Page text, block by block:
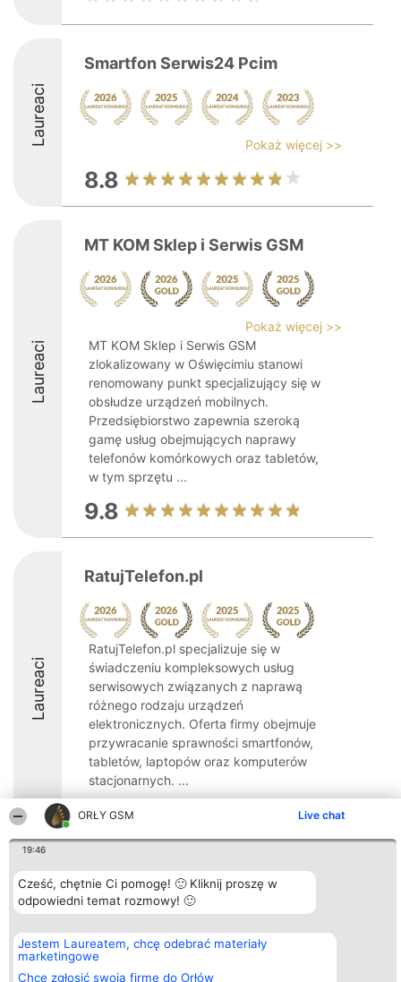
ORŁY GSM Live chat
19:46
Cześć, chętnie Ci pomogę! 🙂 Kliknij proszę w
odpowiedni temat rozmowy! 🙂
Jestem Laureatem, chcę odebrać materiały
marketingowe
Chcę zgłosić swoją firmę do Orłów
Laureaci
Smartfon Serwis24 Pcim
Pokaż więcej >>
8.8
Laureaci
MT KOM Sklep i Serwis GSM
Pokaż więcej >>
MT KOM Sklep i Serwis GSM
zlokalizowany w Oświęcimiu stanowi
renomowany punkt specjalizujący się w
obsłudze urządzeń mobilnych.
Przedsiębiorstwo zapewnia szeroką
gamę usług obejmujących naprawy
telefonów komórkowych oraz tabletów,
w tym sprzętu ...
9.8
Laureaci
RatujTelefon.pl
RatujTelefon.pl specjalizuje się w
świadczeniu kompleksowych usług
serwisowych związanych z naprawą
różnego rodzaju urządzeń
elektronicznych. Oferta firmy obejmuje
przywracanie sprawności smartfonów,
tabletów, laptopów oraz komputerów
stacjonarnych. ...
9.6
Organizator plebiscytu
Bright Side Solutions sp. z o.
o. sp. k.
ul. Ruska 22
KRS 0000749100 | Regon
381313360 | NIP 8943132676
Plebiscyt
Laureaci
Lista
wszystkich
Zasady
Polityka
Kontakt